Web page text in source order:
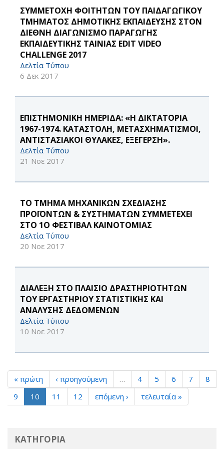
ΣΥΜΜΕΤΟΧΗ ΦΟΙΤΗΤΩΝ ΤΟΥ ΠΑΙΔΑΓΩΓΙΚΟΥ
ΤΜΗΜΑΤΟΣ ΔΗΜΟΤΙΚΗΣ ΕΚΠΑΙΔΕΥΣΗΣ ΣΤΟΝ
ΔΙΕΘΝΗ ΔΙΑΓΩΝΙΣΜΟ ΠΑΡΑΓΩΓΗΣ
ΕΚΠΑΙΔΕΥΤΙΚΗΣ ΤΑΙΝΙΑΣ EDIT VIDEO
CHALLENGE 2017
Δελτία Τύπου
6 Δεκ 2017
ΕΠΙΣΤΗΜΟΝΙΚΗ ΗΜΕΡΙΔΑ: «Η ΔΙΚΤΑΤΟΡΙΑ
1967-1974. ΚΑΤΑΣΤΟΛΗ, ΜΕΤΑΣΧΗΜΑΤΙΣΜΟΙ,
ΑΝΤΙΣΤΑΣΙΑΚΟΙ ΘΥΛΑΚΕΣ, ΕΞΕΓΕΡΣΗ».
Δελτία Τύπου
21 Νοε 2017
ΤΟ ΤΜΗΜΑ ΜΗΧΑΝΙΚΩΝ ΣΧΕΔΙΑΣΗΣ
ΠΡΟΪΟΝΤΩΝ & ΣΥΣΤΗΜΑΤΩΝ ΣΥΜΜΕΤΕΧΕΙ
ΣΤΟ 1Ο ΦΕΣΤΙΒΑΛ ΚΑΙΝΟΤΟΜΙΑΣ
Δελτία Τύπου
20 Νοε 2017
ΔΙΑΛΕΞΗ ΣΤΟ ΠΛΑΙΣΙΟ ΔΡΑΣΤΗΡΙΟΤΗΤΩΝ
ΤΟΥ ΕΡΓΑΣΤΗΡΙΟΥ ΣΤΑΤΙΣΤΙΚΗΣ ΚΑΙ
ΑΝΑΛΥΣΗΣ ΔΕΔΟΜΕΝΩΝ
Δελτία Τύπου
10 Νοε 2017
« πρώτη ‹ προηγούμενη … 4 5 6 7
8
9
10 11 12 επόμενη › τελευταία »
ΚΑΤΗΓΟΡΙΑ